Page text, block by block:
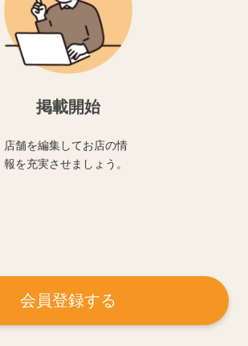
掲載開始
店舗を編集してお店の情
報を充実させましょう。
会員登録する